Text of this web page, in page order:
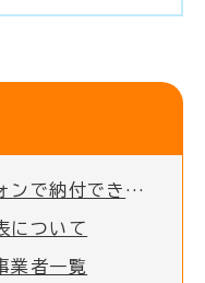
水道料金等がスマートフォンで納付できます
について
業者一覧